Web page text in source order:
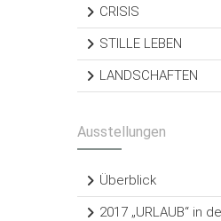
CRISIS
STILLE LEBEN
LANDSCHAFTEN
Ausstellungen
Überblick
2017 „URLAUB“ in